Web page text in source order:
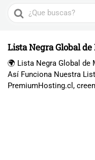
Search
For
Lista Negra Global
🌍 Lista Negra Global de
Así Funciona Nuestra
PremiumHosting.cl,